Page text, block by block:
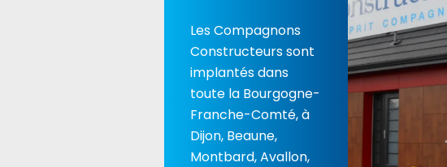
Les Compagnons
Constructeurs sont
implantés dans
toute la Bourgogne-
Franche-Comté, à
Dijon, Beaune,
Montbard, Avallon,